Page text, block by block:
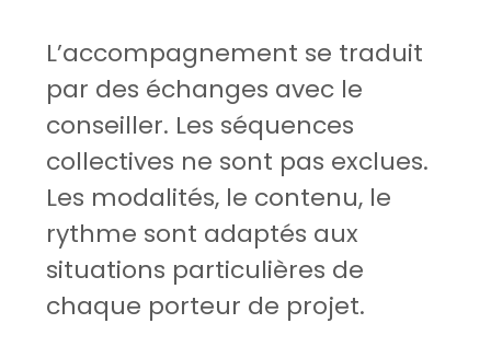
L’accompagnement se traduit
par des échanges avec le
conseiller. Les séquences
collectives ne sont pas exclues.
Les modalités, le contenu, le
rythme sont adaptés aux
situations particulières de
chaque porteur de projet.